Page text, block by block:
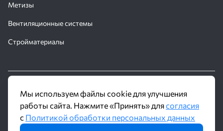
Метизы
Вентиляционные системы
Стройматериалы
© 2016 - 2026 Производственное объединение «Трубное
Решение»
Политика обработки персональных данных
Мы используем файлы cookie для улучшения
работы сайта. Нажмите «Принять» длясогласия
с Политикой обработки персональных данных